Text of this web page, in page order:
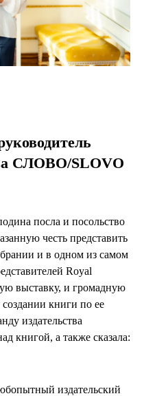
СЛОВО/SLOVO
посла и посольство
честь представить
и в одном из самом
Royal
выставку, и громадную
книги по ее
издательства
книгой, а также сказала:
издательский